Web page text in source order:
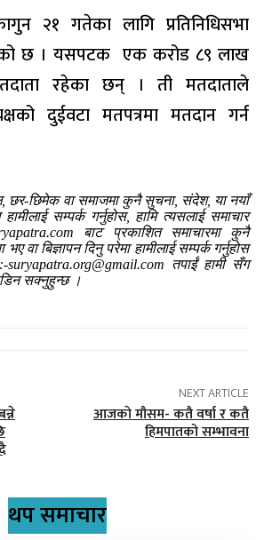
२१ गतेका लागि प्रतिनिधिसभा
छ । यसपटक एक करोड ८९ लाख
रहेका छन् । ती मतदाताले
दुईवटा मतपत्रमा मतदान गर्न
छर-छिमेक वा समाजमा कुनै सुचना, संदेश, या नयाँ
सम्पर्क गर्नुहोस, हामि त्यसलाई समाचार
बाट प्रकाशित समाचारमा कुनै
वा बिज्ञापन दिनु परेमा हामीलाई सम्पर्क गर्नुहोस
suryapatra.org@gmail.com तपाईं हामी सँग
सक्नुहुन्छ ।
NEXT ARTICLE
आजकाे मौसम- कतै वर्षा र कतै
हिमपातको सम्भावना
थप समाचार